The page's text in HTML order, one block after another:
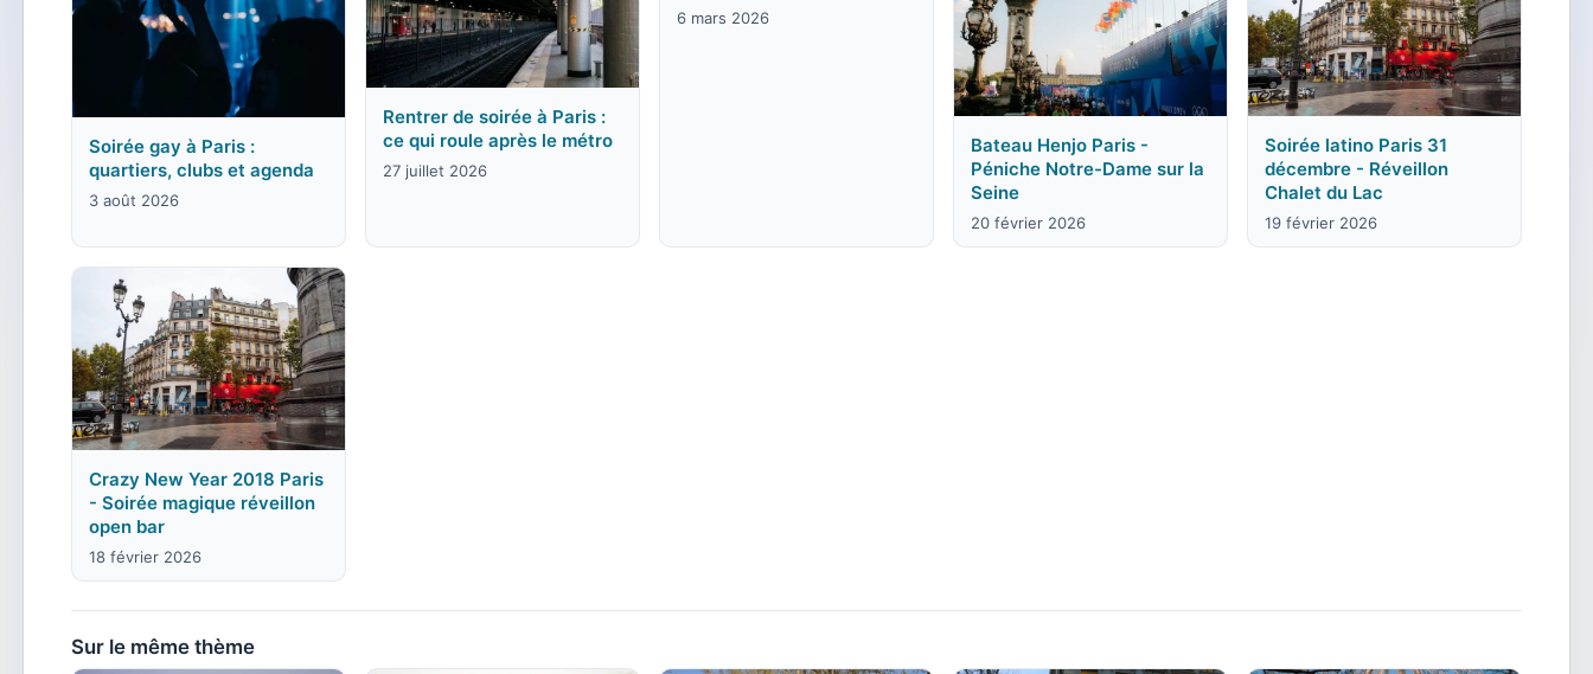
Soirée gay à Paris :
quartiers, clubs et agenda
3 août 2026
Rentrer de soirée à Paris :
ce qui roule après le métro
27 juillet 2026
6 mars 2026
Bateau Henjo Paris -
Péniche Notre-Dame sur la
Seine
20 février 2026
Soirée latino Paris 31
décembre - Réveillon
Chalet du Lac
19 février 2026
Crazy New Year 2018 Paris
- Soirée magique réveillon
open bar
18 février 2026
Sur le même thème